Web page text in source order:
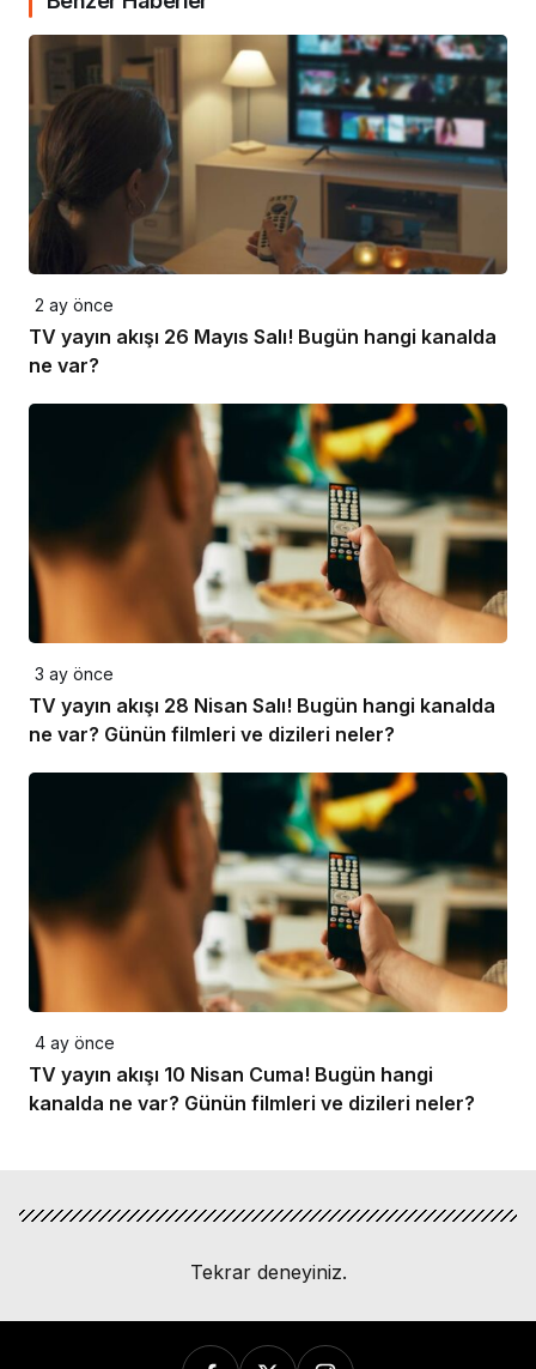
2 ay önce
TV yayın akışı 26 Mayıs Salı! Bugün hangi kanalda
ne var?
3 ay önce
TV yayın akışı 28 Nisan Salı! Bugün hangi kanalda
ne var? Günün filmleri ve dizileri neler?
4 ay önce
TV yayın akışı 10 Nisan Cuma! Bugün hangi
kanalda ne var? Günün filmleri ve dizileri neler?
Tekrar deneyiniz.